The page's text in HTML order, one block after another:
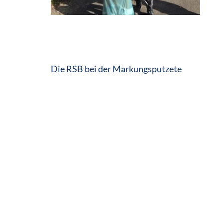
Beitragsnavigation
Die RSB bei der Markungsputzete